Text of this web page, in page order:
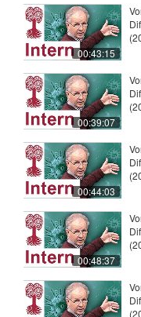
00:43:15
00:39:07
00:44:03
00:48:37